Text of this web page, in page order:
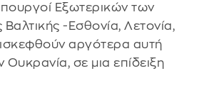
Εξωτερικών των
-Εσθονία, Λετονία,
αργότερα αυτή
σε μια επίδειξη